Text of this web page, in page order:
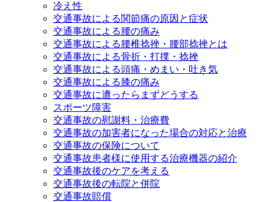
冷え性
交通事故による関節痛の原因と症状
交通事故による腰の痛み
交通事故による腰椎捻挫・腰部捻挫とは
交通事故による骨折・打撲・捻挫
交通事故による頭痛・めまい・吐き気
交通事故による膝の痛み
交通事故に遭ったらまずどうする
スポーツ障害
交通事故の慰謝料・治療費
交通事故の加害者になった場合の対応と治療
交通事故の保険について
交通事故患者様に使用する治療機器の紹介
交通事故後のケアを考える
交通事故後の転院と併院
交通事故賠償